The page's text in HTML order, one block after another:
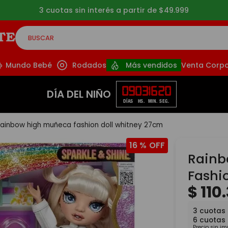
a partir de $49.999
BUSCAR
Mundo Bebé Rodados Más vendidos Venta
DÍA DEL NIÑO 09
DÍAS
03
HS.
16
MIN.
19
SEG.
high muñeca fashion doll whitney 27cm
16 %
$110.
3 cuotas
6